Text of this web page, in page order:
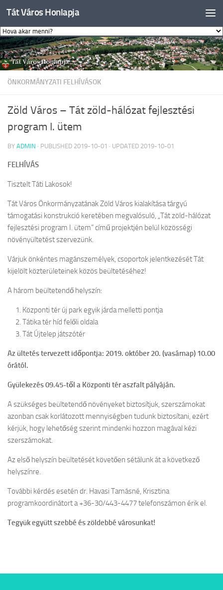
Skip to content
Tát Város Honlapja
ÖNKORMÁNYZATI FELHÍVÁSOK
Zöld Város – Tát zöld-hálózat fejlesztési
program I. ütem
BY ADMIN · PUBLISHED 2019-10-01 · UPDATED 2019-10-01
FELHÍVÁS
Tisztelt Táti Lakosok!
Tát Város Önkormányzatának Zöld Város kialakítása tárgyú
támogatási konstrukció keretében megvalósuló, „Tát zöld-hálózat
fejlesztési program I. ütem” című projektjén belül közösségi
növényültetést szervezünk.
Várjuk önkéntes magánszemélyek, csoportok jelentkezését Tát
kijelölt közterületeinek közös beültetéséhez!
A három beültetendő helyszín:
Központi tér új park egyik járda melletti pontja
Tátika tér híd felőli oldala
Tát Újtelep játszótér
Az ültetés tervezett időpontja: 2019. október 20. (vasárnap) 10.00
órától.
Gyülekezés 09.45-től a Központi tér aszfalt pályáján.
A szükséges beültetendő növényeket biztosítjuk, szerszámokat
azonban csak korlátozott mennyiségben tudunk biztosítani, ezért
kérjük, hogy lehetőség szerint mindenki hozzon magával kézi
szerszámokat.
Az első helyszín beültetését követően sétálunk át a következő
helyszínre.
További kérdés esetén dr. Havasi Tamásné, Krisztina
programkoordinátort a +36-30/443-4477 telefonszámon érik el.
Tegyük együtt szebbé és zöldebbé városunkat!